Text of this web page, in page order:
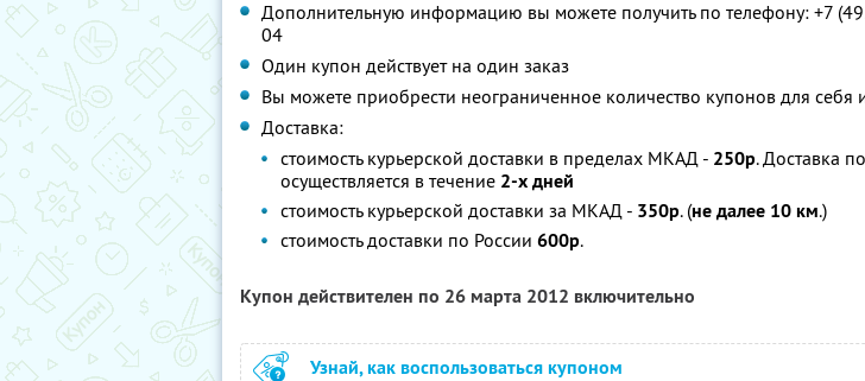
Дополнительную информацию вы можете получить по телефону: +7
04
Один купон действует на один заказ
Вы можете приобрести неограниченное количество купонов для себя
Доставка:
стоимость курьерской доставки в пределах МКАД - 250р. Доставка
осуществляется в течение 2-х дней
стоимость курьерской доставки за МКАД - 350р. (не далее 10 км.)
стоимость доставки по России 600р.
Купон действителен по 26 марта 2012 включительно
Узнай, как воспользоваться купоном